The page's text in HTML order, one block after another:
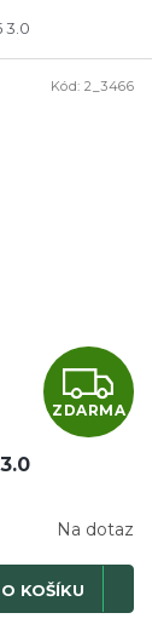
3.0
Z
D
R
M
ZDARMA
Na dotaz
KOŠÍKU
Kód: 2_3466